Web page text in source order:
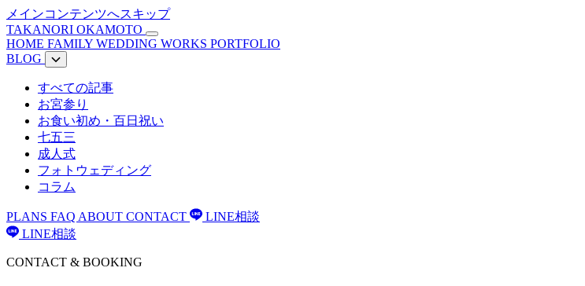
メインコンテンツへスキップ
TAKANORI OKAMOTO
HOME FAMILY WEDDING WORKS PORTFOLIO
BLOG
すべての記事
お宮参り
お食い初め・百日祝い
七五三
成人式
フォトウェディング
コラム
PLANS FAQ ABOUT CONTACT
LINE相談
LINE相談
CONTACT & BOOKING